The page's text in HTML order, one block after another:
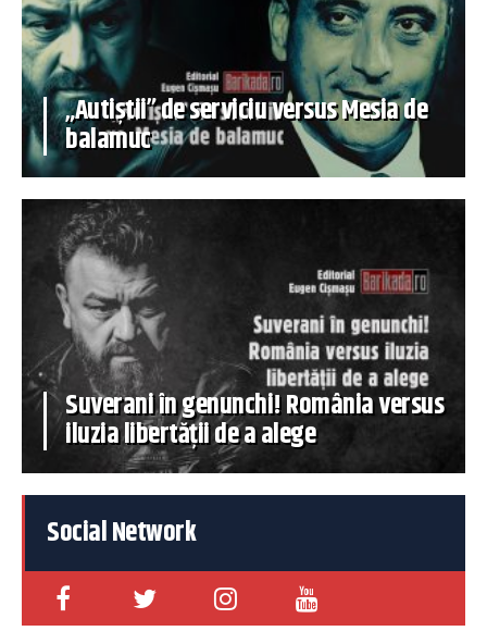
„Autiștii” de serviciu versus Mesia de
balamuc
Suverani în genunchi! România versus
iluzia libertății de a alege
Social Network